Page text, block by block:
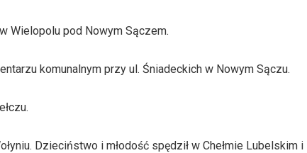
Wielopolu pod Nowym Sączem.
komunalnym przy ul. Śniadeckich w Nowym Sączu.
Dzieciństwo i młodość spędził w Chełmie Lubelskim i